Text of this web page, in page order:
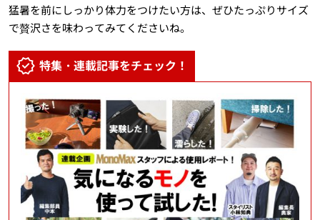
猛暑を前にしっかり体力をつけたい方は、ぜひたっぷりサイズ
で贅沢さを味わってみてくださいね。
特集・連載記事をチェック！